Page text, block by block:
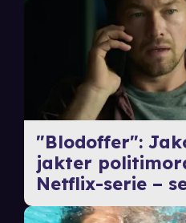
"Blodoffer":
jakter
Netflix-serie –